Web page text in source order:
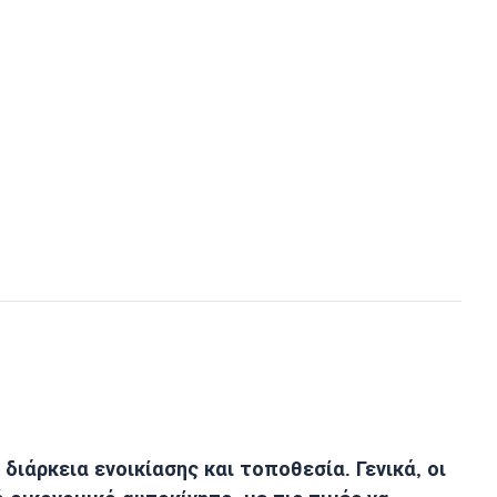
ενοικίασης και τοποθεσία. Γενικά, οι